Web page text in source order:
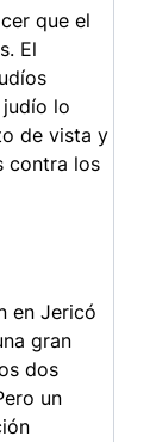
que el
El
lo
de vista y
contra los
en Jericó
gran
dos
un